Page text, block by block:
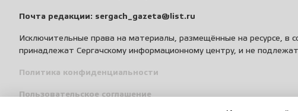
Почта редакции: sergach_gazeta@list.ru
Исключительные права на материалы, размещённые на ресурсе, в
принадлежат Сергачскому информационному центру, и не
Политика конфиденциальности
Пользовательское соглашение